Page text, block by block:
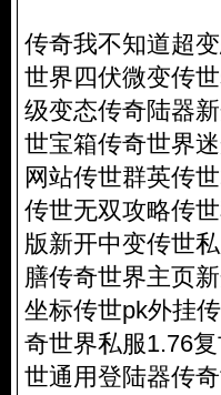
传奇我不知道超
世界四伏微变传
级变态传奇陆器
世宝箱传奇世界
网站传世群英传
传世无双攻略传
版新开中变传世
膳传奇世界主页
坐标传世pk外挂
奇世界私服1.76
世通用登陆器传